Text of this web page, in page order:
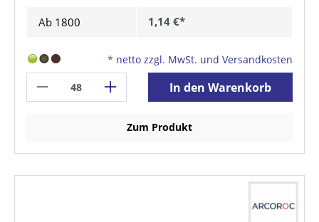
Ab 1800 1,14 €*
* netto zzgl. MwSt. und Versandkosten
In den Warenkorb
Zum Produkt